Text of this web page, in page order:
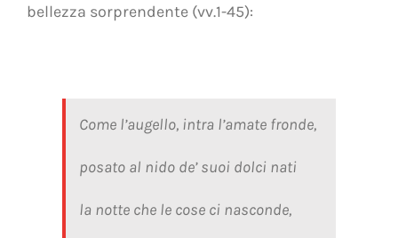
bellezza sorprendente (vv.1-45):
Come l’augello, intra l’amate fronde,
posato al nido de’ suoi dolci nati
la notte che le cose ci nasconde,